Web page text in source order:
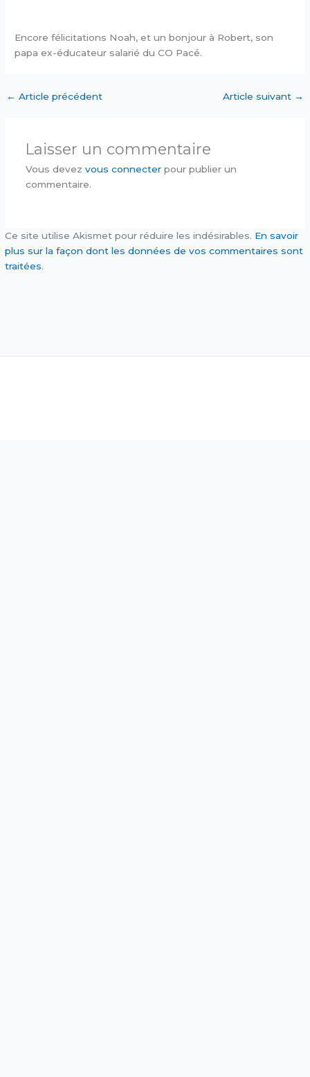
Encore félicitations Noah, et un bonjour à Robert, son
papa ex-éducateur salarié du CO Pacé.
← Article précédent Article suivant →
Laisser un commentaire
Vous devez vous connecterpour publier un
commentaire.
Ce site utilise Akismet pour réduire les indésirables. En savoir
plus sur la façon dont les données de vos commentaires sont
traitées.